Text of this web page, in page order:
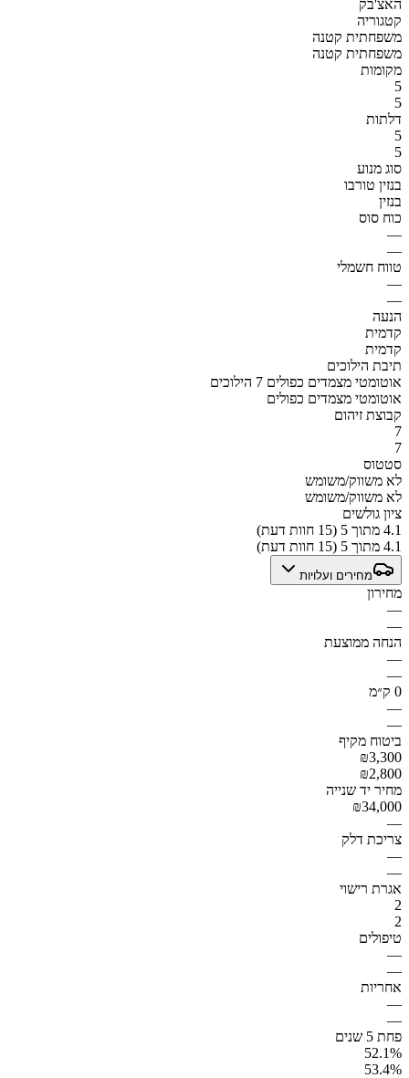
האצ'בק
קטגוריה
משפחתית קטנה
משפחתית קטנה
מקומות
5
5
דלתות
5
5
סוג מנוע
בנזין טורבו
בנזין
כוח סוס
—
—
טווח חשמלי
—
—
הנעה
קדמית
קדמית
תיבת הילוכים
אוטומטי מצמדים כפולים 7 הילוכים
אוטומטי מצמדים כפולים
קבוצת זיהום
7
7
סטטוס
לא משווק/משומש
לא משווק/משומש
ציון גולשים
4.1 מתוך 5 (15 חוות דעת)
4.1 מתוך 5 (15 חוות דעת)
מחירים ועלויות
מחירון
—
—
הנחה ממוצעת
—
—
0 ק״מ
—
—
ביטוח מקיף
₪3,300
₪2,800
מחיר יד שנייה
₪34,000
—
צריכת דלק
—
—
אגרת רישוי
2
2
טיפולים
—
—
אחריות
—
—
פחת 5 שנים
52.1%
53.4%